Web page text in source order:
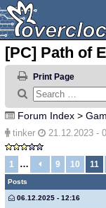
[PC] Path of
Print Page
Forum Index >
tinker 21.12.2023 -
1 … 9 10 11
Posts
06.12.2025 - 12:16